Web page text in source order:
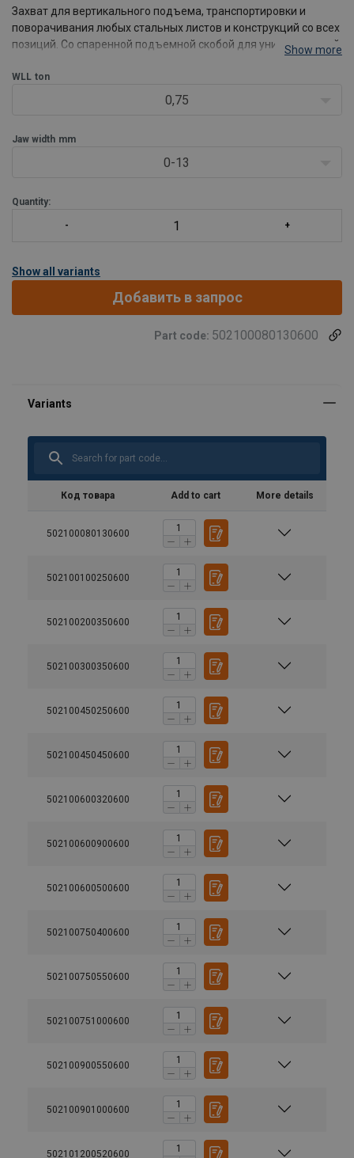
Захват для вертикального подъема, транспортировки и
поворачивания любых стальных листов и конструкций со всех
позиций. Со спаренной подъемной скобой для универсальной
Show more
WLL ton
0,75
Jaw width mm
0-13
Quantity:
Show all variants
Добавить в запрос
Part code: 502100080130600
Код товара Add to cart More details
502100080130600
502100100250600
502100200350600
502100300350600
502100450250600
502100450450600
502100600320600
502100600900600
502100600500600
502100750400600
502100750550600
502100751000600
502100900550600
502100901000600
502101200520600